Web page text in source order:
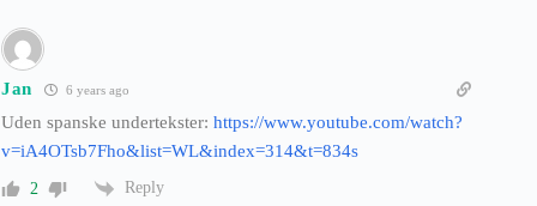
Jan 6 years ago
Uden spanske undertekster: https://www.youtube.com/watch?
v=iA4OTsb7Fho&list=WL&index=314&t=834s
2 Reply